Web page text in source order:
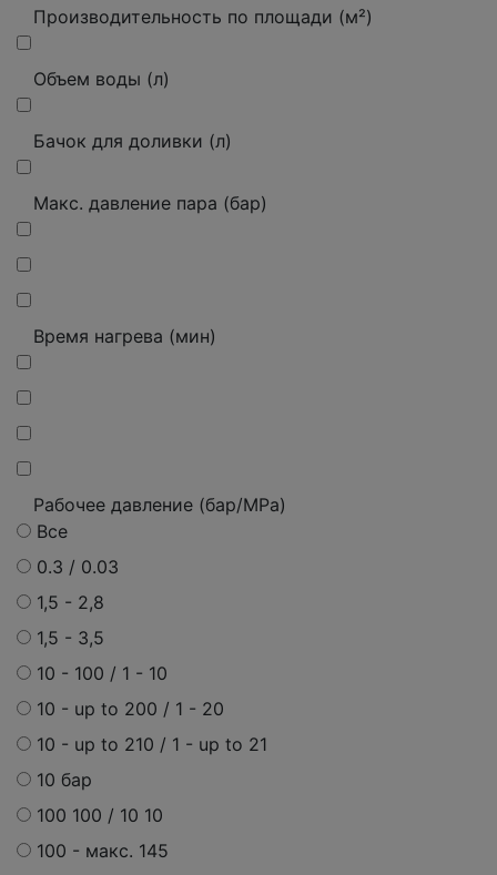
Производительность по площади (м²)
Объем воды (л)
Бачок для доливки (л)
Макс. давление пара (бар)
Время нагрева (мин)
Рабочее давление (бар/MPa)
Все
0.3 / 0.03
1,5 - 2,8
1,5 - 3,5
10 - 100 / 1 - 10
10 - up to 200 / 1 - 20
10 - up to 210 / 1 - up to 21
10 бар
100 100 / 10 10
100 - макс. 145